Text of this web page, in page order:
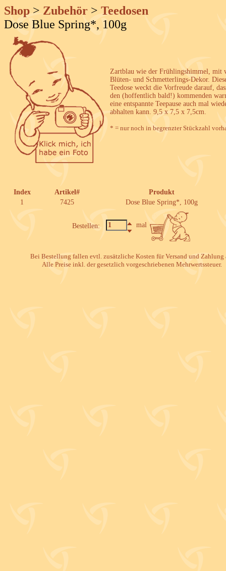
Shop > Zubehör > Teedosen
Dose Blue Spring*, 100g
Zartblau wie der Frühlingshimmel, mit
Blüten- und Schmetterlings-Dekor.
Teedose weckt die Vorfreude darauf,
den (hoffentlich bald!) kommenden
eine entspannte Teepause auch mal
abhalten kann. 9,5 x 7,5 x 7,5cm.
* = nur noch in begrenzter Stückzahl
Index Artikel#
Produkt
1
7425 Dose Blue Spring*, 100g
Bestellen: mal
Bei Bestellung fallen evtl. zusätzliche Kosten für Versand und Zahlung
Alle Preise inkl. der gesetzlich vorgeschriebenen Mehrwertssteuer.